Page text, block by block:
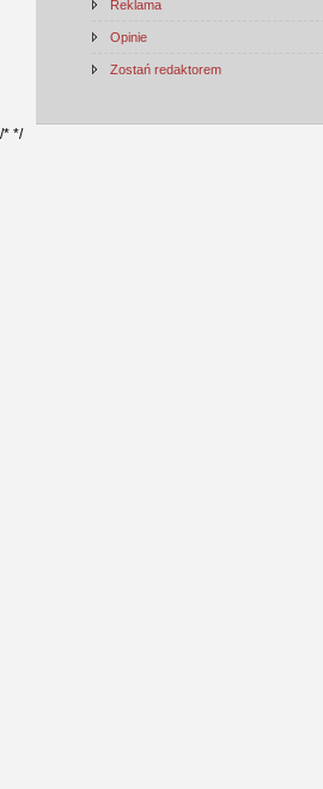
Reklama
Opinie
Zostań redaktorem
/* */